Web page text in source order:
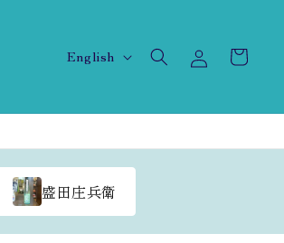
L
n
u
a
g
English
in
Cart
盛田庄兵衛